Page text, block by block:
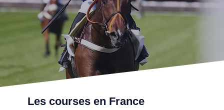
Les courses en France